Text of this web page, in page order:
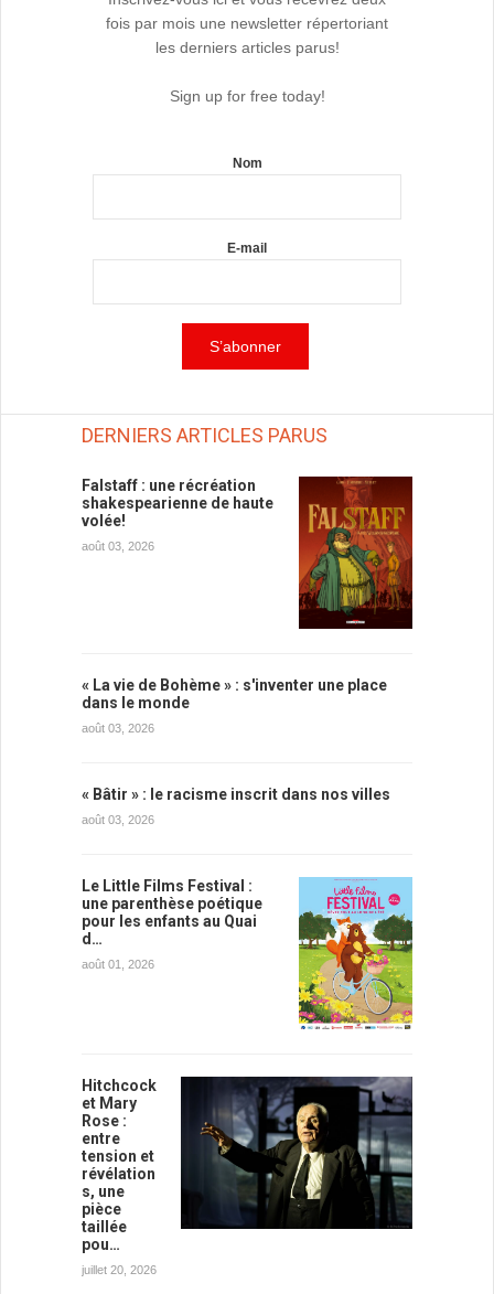
fois par mois une newsletter répertoriant
les derniers articles parus!
Sign up for free today!
Nom
E-mail
DERNIERS ARTICLES PARUS
Falstaff : une récréation
shakespearienne de haute
volée!
août 03, 2026
« La vie de Bohème » : s'inventer une place
dans le monde
août 03, 2026
« Bâtir » : le racisme inscrit dans nos villes
août 03, 2026
Le Little Films Festival :
une parenthèse poétique
pour les enfants au Quai
d…
août 01, 2026
Hitchcock
et Mary
Rose :
entre
tension et
révélation
s, une
pièce
taillée
pou…
juillet 20, 2026